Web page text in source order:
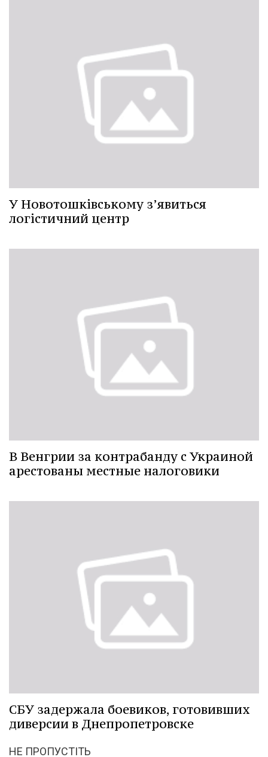
У Новотошківському з’явиться
логістичний центр
В Венгрии за контрабанду с Украиной
арестованы местные налоговики
СБУ задержала боевиков, готовивших
диверсии в Днепропетровске
НЕ ПРОПУСТІТЬ